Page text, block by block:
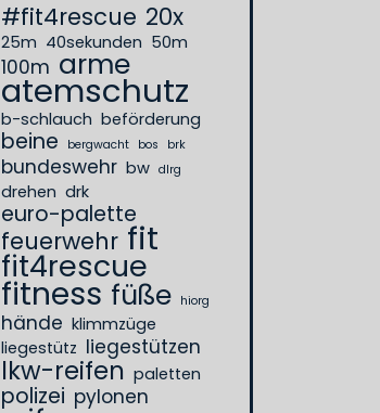
#fit4rescue 20x
25m 40sekunden 50m
100m arme
atemschutz
b-schlauch beförderung
beine bergwacht bos brk
bundeswehr bw dlrg
drehen drk
euro-palette
feuerwehr fit
fit4rescue
fitness füße hiorg
hände klimmzüge
liegestütz liegestützen
lkw-reifen paletten
polizei pylonen